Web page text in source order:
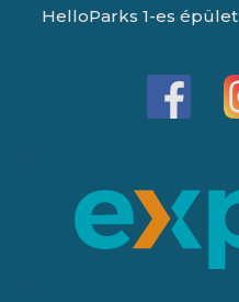
HelloParks 1-es épület